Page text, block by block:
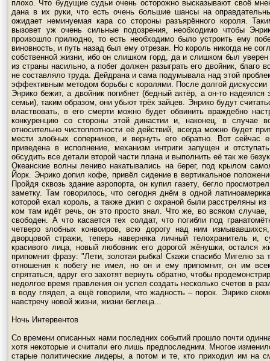
плохо. Что будущие судьи очень осторожно высказывают своё
дана в их руки, что есть очень большие шансы на
ожидает неминуемая кара со стороны разъярённого короля.
вызовет уж очень сильные подозрения, необходимо чтобы
произошло прилюдно, то есть необходимо было устроить ему
виновность, и путь назад был ему отрезан. Но король никогда не
собственной жизни, ибо он слишком горд, да и слишком был
из страны насильно, а побег должен разыграть его двойник, благо
не составляло труда. Дейдрана и сама подумывала над этой
эффективным методом борьбы с королями. После долгой
Энрико бежит, а двойник погибнет (бедный актёр, а он-то
семьи), таким образом, они убьют трёх зайцев. Энрико будут
властвовать, в его смерти можно будет обвинить враждебно
конкуренцию со стороны этой династии и, наконец, в случае
относительно чистоплотности её действий, всегда можно будет
мести злобных соперников, и вернуть его обратно. Вот
приведена в исполнение, механизм интриги запущен и
обсудить все детали второй части плана и выполнить её так же
Океанские волны лениво накатывались на берег, под крылом
Йорк. Энрико допил кофе, привёл сидение в вертикальное
Пройдя сквозь здание аэропорта, он купил газету, бегло
заметку. Там говорилось, что сегодня днём в одной
которой ехал король, а также джип с охраной были расстреляны
ком там идёт речь, он это просто знал. Что же, во всяком
свободен. А что касается тех солдат, что погибли под
четверо злобных конвоиров, всю дорогу над ним
дворцовой стражи, теперь наверняка личный телохранитель
красивого лица, новый любовник его дорогой жёнушки,
припомнит фразу: "Лети, золотая рыбка! Скажи спасибо Мигелю за
отношения к побегу не имел, но он и ему припомнит, он им
спрятаться, вдруг его захотят вернуть обратно, чтобы
недолгое время правления он успел создать несколько счетов в
в воду глядел, а ещё говорили, что жадность – порок. Энрико
навстречу новой жизни, жизни беглеца...
Ночь Интервентов
Со времени описанных нами последних событий прошло почти
хотя некоторые и считали его лишь предпоследним. Многое
старые политические лидеры, а потом и те, кто приходил им на